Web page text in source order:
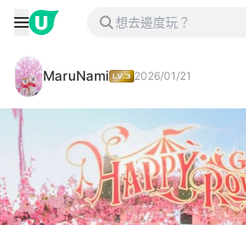
MaruNami 2026/01/21